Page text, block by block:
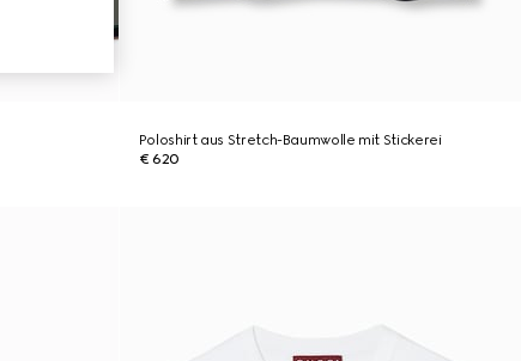
Poloshirt aus Stretch-Baumwolle mit Stickerei
€ 620